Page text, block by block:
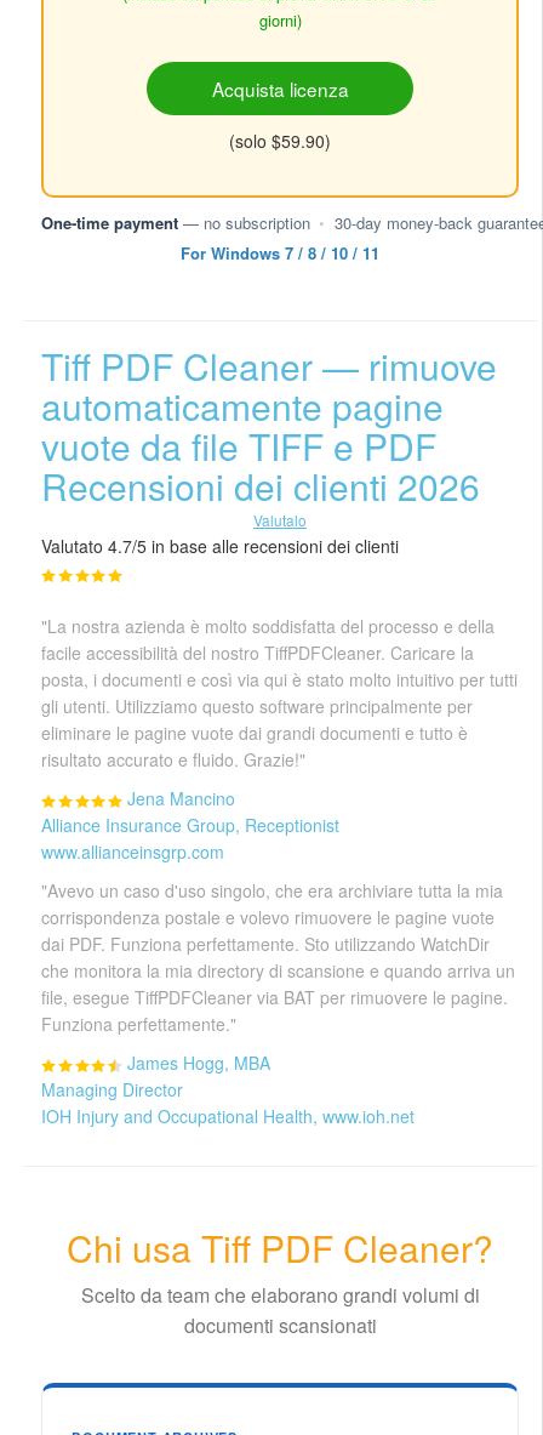
giorni)
Acquista licenza
(solo $59.90)
One-time payment — no subscription • 30-day money-back
For Windows 7 / 8 / 10 / 11
Tiff PDF Cleaner — rimuove
automaticamente pagine
vuote da file TIFF e PDF
Recensioni dei clienti 2026
Valutalo
Valutato 4.7/5 in base alle recensioni dei clienti
"La nostra azienda è molto soddisfatta del processo e della
facile accessibilità del nostro TiffPDFCleaner. Caricare la
posta, i documenti e così via qui è stato molto intuitivo per tutti
gli utenti. Utilizziamo questo software principalmente per
eliminare le pagine vuote dai grandi documenti e tutto è
risultato accurato e fluido. Grazie!"
Jena Mancino
Alliance Insurance Group, Receptionist
www.allianceinsgrp.com
"Avevo un caso d'uso singolo, che era archiviare tutta la mia
corrispondenza postale e volevo rimuovere le pagine vuote
dai PDF. Funziona perfettamente. Sto utilizzando WatchDir
che monitora la mia directory di scansione e quando arriva un
file, esegue TiffPDFCleaner via BAT per rimuovere le pagine.
Funziona perfettamente."
James Hogg, MBA
Managing Director
IOH Injury and Occupational Health, www.ioh.net
Chi usa Tiff PDF Cleaner?
Scelto da team che elaborano grandi volumi di
documenti scansionati